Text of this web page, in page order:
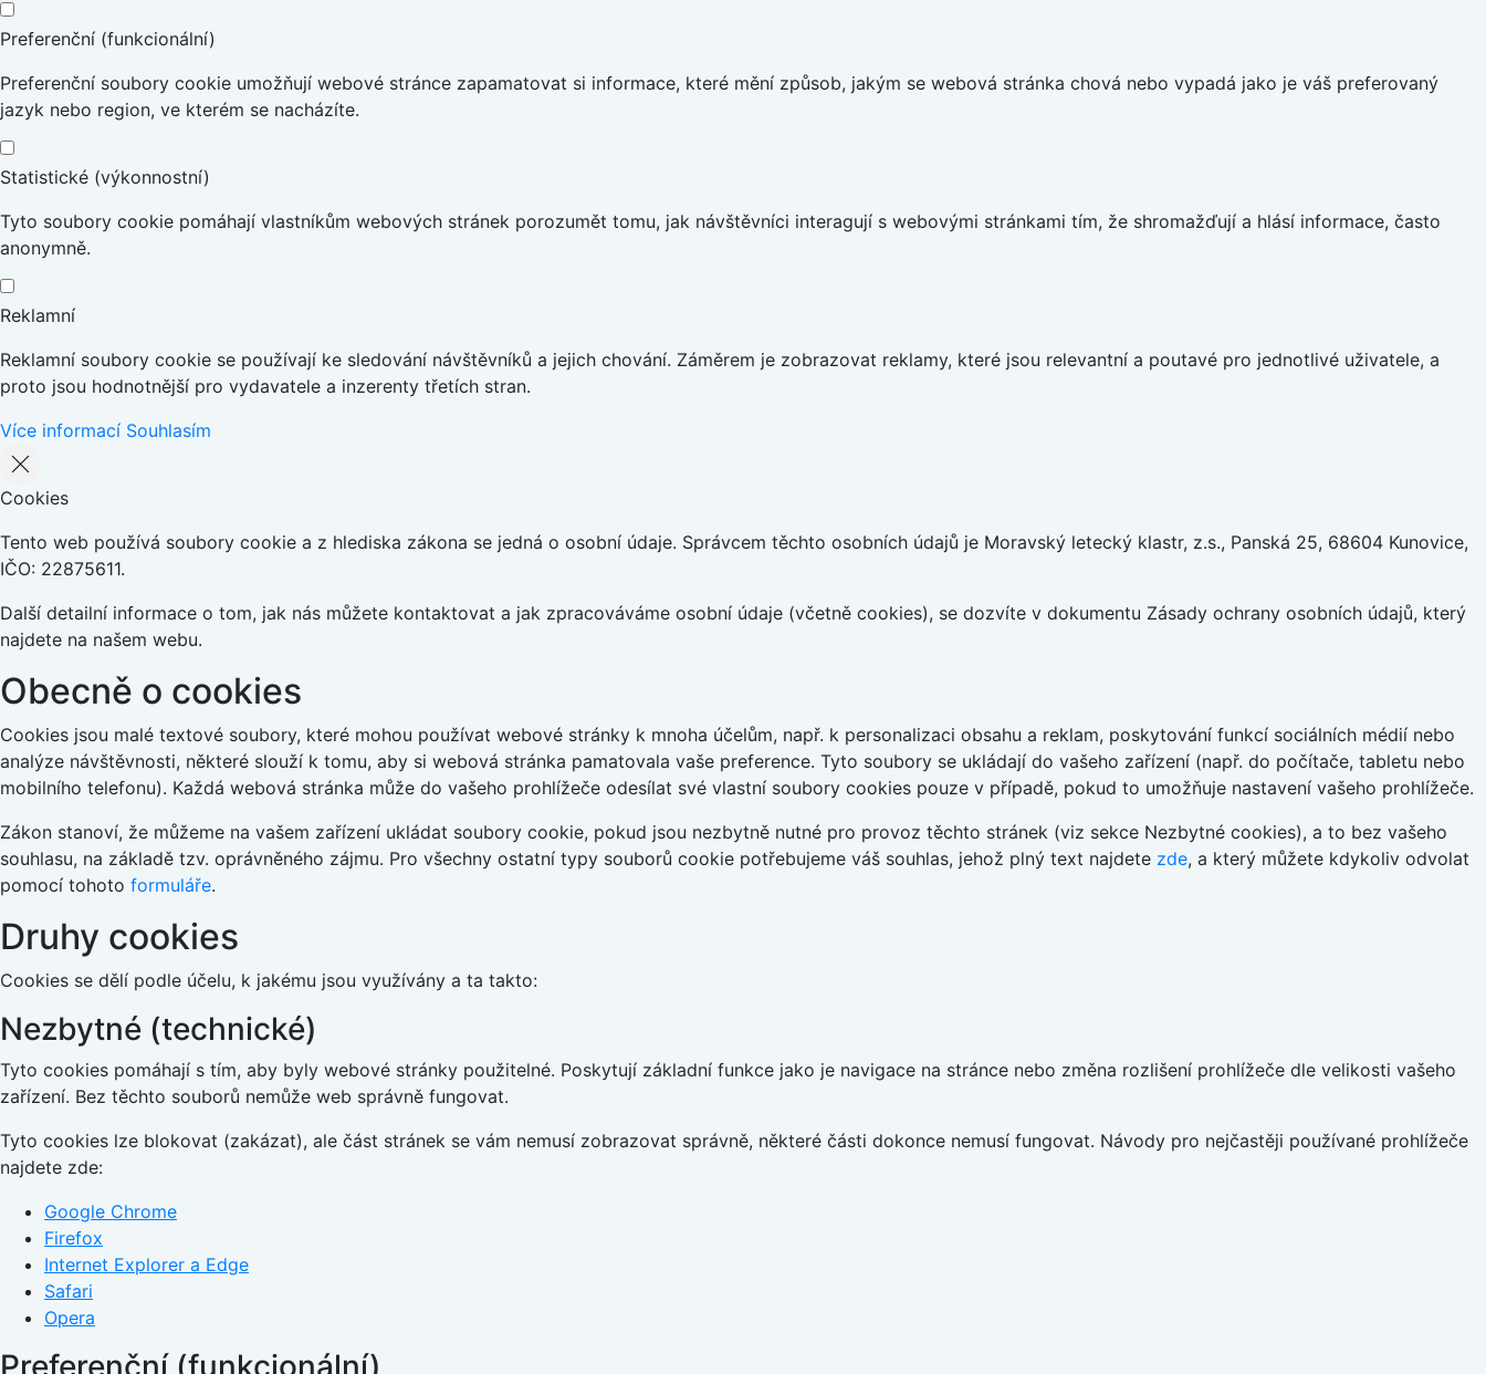
Preferenční (funkcionální)
Preferenční soubory cookie umožňují webové stránce zapamatovat si informace, které mění způsob, jakým se webová stránka chová nebo vypadá jako je váš preferovaný
jazyk nebo region, ve kterém se nacházíte.
Statistické (výkonnostní)
Tyto soubory cookie pomáhají vlastníkům webových stránek porozumět tomu, jak návštěvníci interagují s webovými stránkami tím, že shromažďují a hlásí informace, často
anonymně.
Reklamní
Reklamní soubory cookie se používají ke sledování návštěvníků a jejich chování. Záměrem je zobrazovat reklamy, které jsou relevantní a poutavé pro jednotlivé uživatele, a
proto jsou hodnotnější pro vydavatele a inzerenty třetích stran.
Více informací Souhlasím
Cookies
Tento web používá soubory cookie a z hlediska zákona se jedná o osobní údaje. Správcem těchto osobních údajů je Moravský letecký klastr, z.s., Panská 25, 68604 Kunovice,
IČO: 22875611.
Další detailní informace o tom, jak nás můžete kontaktovat a jak zpracováváme osobní údaje (včetně cookies), se dozvíte v dokumentu Zásady ochrany osobních údajů, který
najdete na našem webu.
Obecně o cookies
Cookies jsou malé textové soubory, které mohou používat webové stránky k mnoha účelům, např. k personalizaci obsahu a reklam, poskytování funkcí sociálních médií nebo
analýze návštěvnosti, některé slouží k tomu, aby si webová stránka pamatovala vaše preference. Tyto soubory se ukládají do vašeho zařízení (např. do počítače, tabletu nebo
mobilního telefonu). Každá webová stránka může do vašeho prohlížeče odesílat své vlastní soubory cookies pouze v případě, pokud to umožňuje nastavení vašeho prohlížeče.
Zákon stanoví, že můžeme na vašem zařízení ukládat soubory cookie, pokud jsou nezbytně nutné pro provoz těchto stránek (viz sekce Nezbytné cookies), a to bez vašeho
souhlasu, na základě tzv. oprávněného zájmu. Pro všechny ostatní typy souborů cookie potřebujeme váš souhlas, jehož plný text najdete zde, a který můžete kdykoliv odvolat
pomocí tohoto formuláře.
Druhy cookies
Cookies se dělí podle účelu, k jakému jsou využívány a ta takto:
Nezbytné (technické)
Tyto cookies pomáhají s tím, aby byly webové stránky použitelné. Poskytují základní funkce jako je navigace na stránce nebo změna rozlišení prohlížeče dle velikosti vašeho
zařízení. Bez těchto souborů nemůže web správně fungovat.
Tyto cookies lze blokovat (zakázat), ale část stránek se vám nemusí zobrazovat správně, některé části dokonce nemusí fungovat. Návody pro nejčastěji používané prohlížeče
najdete zde:
Google Chrome
Firefox
Internet Explorer a Edge
Safari
Opera
Preferenční (funkcionální)